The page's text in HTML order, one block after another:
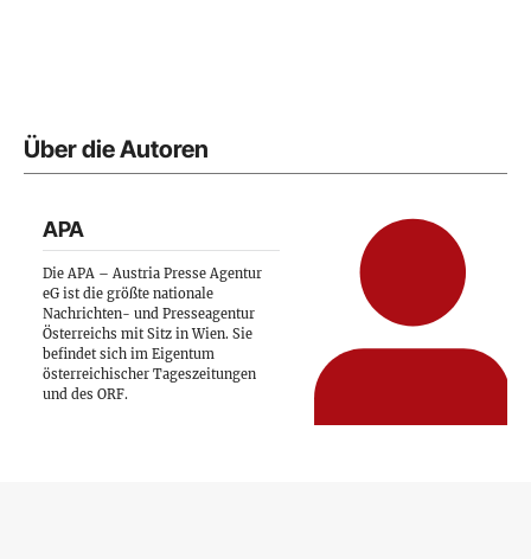
Über die Autoren
APA
Die APA – Austria Presse Agentur
eG ist die größte nationale
Nachrichten- und Presseagentur
Österreichs mit Sitz in Wien. Sie
befindet sich im Eigentum
österreichischer Tageszeitungen
und des ORF.